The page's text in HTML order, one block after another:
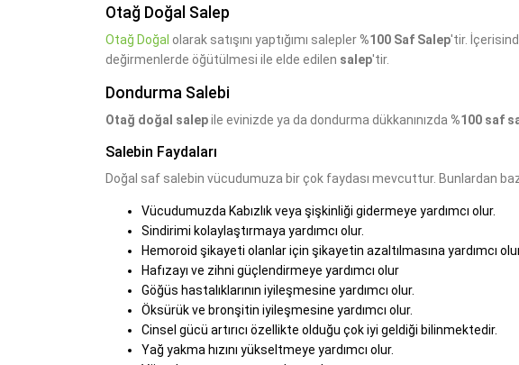
Otağ Doğal Salep
Otağ Doğal olarak satışını yaptığımı salepler %100 Saf Salep'tir.
değirmenlerde öğütülmesi ile elde edilen salep'tir.
Dondurma Salebi
Otağ doğal salepile evinizde ya da dondurma dükkanınızda %100 saf
Salebin Faydaları
Doğal saf salebin vücudumuza bir çok faydası mevcuttur. Bunlardan
Vücudumuzda Kabızlık veya şişkinliği gidermeye yardımcı olur.
Sindirimi kolaylaştırmaya yardımcı olur.
Hemoroid şikayeti olanlar için şikayetin azaltılmasına yardımcı
Hafızayı ve zihni güçlendirmeye yardımcı olur
Göğüs hastalıklarının iyileşmesine yardımcı olur.
Öksürük ve bronşitin iyileşmesine yardımcı olur.
Cinsel gücü artırıcı özellikte olduğu çok iyi geldiği bilinmektedir.
Yağ yakma hızını yükseltmeye yardımcı olur.